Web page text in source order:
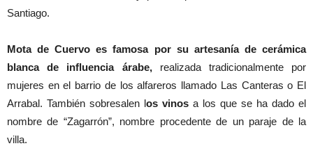
Santiago.
Mota de Cuervo es famosa por su artesanía de cerámica
blanca de influencia árabe,realizada tradicionalmente por
mujeres en el barrio de los alfareros llamado Las Canteras o El
Arrabal. También sobresalen los vinos a los que se ha dado el
nombre de “Zagarrón”, nombre procedente de un paraje de la
villa.